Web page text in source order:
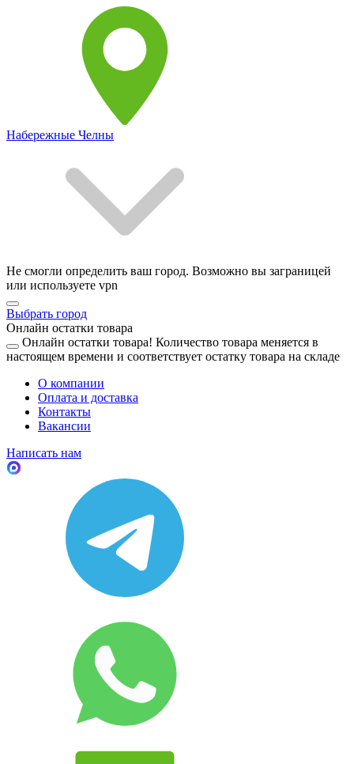
Набережные Челны
Не смогли определить ваш город. Возможно вы заграницей
или используете vpn
Выбрать город
Онлайн остатки товара
Онлайн остатки товара! Количество товара меняется в
настоящем времени и соответствует остатку товара на складе
О компании
Оплата и доставка
Контакты
Вакансии
Написать нам